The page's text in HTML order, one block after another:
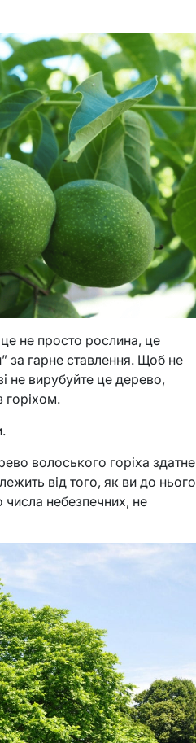
не просто рослина, це
за гарне ставлення. Щоб не
не вирубуйте це дерево,
горіхом.
волоського горіха здатне
від того, як ви до нього
небезпечних, не